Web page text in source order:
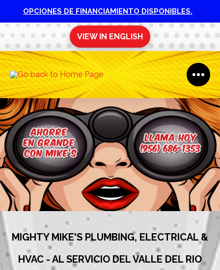
OPCIONES DE FINANCIAMIENTO DISPONIBLES.
VIEW IN ENGLISH
MIGHTY MIKE'S PLUMBING, ELECTRICAL &
HVAC - AL SERVICIO DEL VALLE DEL RIO